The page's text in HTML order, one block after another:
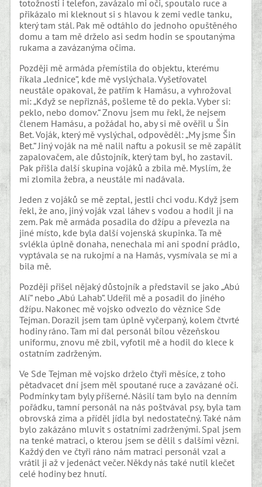
totožnosti i telefon, zavázalo mi oči, spoutalo ruce a
přikázalo mi kleknout si s hlavou k zemi vedle tanku,
který tam stál. Pak mě odtáhlo do jednoho opuštěného
domu a tam mě drželo asi sedm hodin se spoutanýma
rukama a zavázanýma očima.
Později mě armáda přemístila do objektu, kterému
říkala „lednice“, kde mě vyslýchala. Vyšetřovatel
neustále opakoval, že patřím k Hamásu, a vyhrožoval
mi: „Když se nepřiznáš, pošleme tě do pekla. Vyber si:
peklo, nebo domov.“ Znovu jsem mu řekl, že nejsem
členem Hamásu, a požádal ho, aby si mě ověřil u Šin
Bet. Voják, který mě vyslýchal, odpověděl: „My jsme Šin
Bet.“ Jiný voják na mě nalil naftu a pokusil se mě zapálit
zapalovačem, ale důstojník, který tam byl, ho zastavil.
Pak přišla další skupina vojáků a zbila mě. Myslím, že
mi zlomila žebra, a neustále mi nadávala.
Jeden z vojáků se mě zeptal, jestli chci vodu. Když jsem
řekl, že ano, jiný voják vzal láhev s vodou a hodil ji na
zem. Pak mě armáda posadila do džípu a převezla na
jiné místo, kde byla další vojenská skupinka. Ta mě
svlékla úplně donaha, nenechala mi ani spodní prádlo,
vyptávala se na rukojmí a na Hamás, vysmívala se mi a
bila mě.
Později přišel nějaký důstojník a představil se jako „Abú
Alí“ nebo „Abú Lahab“. Udeřil mě a posadil do jiného
džípu. Nakonec mě vojsko odvezlo do věznice Sde
Tejman. Dorazil jsem tam úplně vyčerpaný, kolem čtvrté
hodiny ráno. Tam mi dal personál bílou vězeňskou
uniformu, znovu mě zbil, vyfotil mě a hodil do klece k
ostatním zadrženým.
Ve Sde Tejman mě vojsko drželo čtyři měsíce, z toho
pětadvacet dní jsem měl spoutané ruce a zavázané oči.
Podmínky tam byly příšerné. Násilí tam bylo na denním
pořádku, tamní personál na nás poštvával psy, byla tam
obrovská zima a příděl jídla byl nedostatečný. Také nám
bylo zakázáno mluvit s ostatními zadrženými. Spal jsem
na tenké matraci, o kterou jsem se dělil s dalšími vězni.
Každý den ve čtyři ráno nám matraci personál vzal a
vrátil ji až v jedenáct večer. Někdy nás také nutil klečet
celé hodiny bez hnutí.